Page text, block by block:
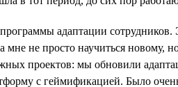
адаптации сотрудников.
мне не просто научиться новому,
проектов: мы обновили
с геймификацией. Было